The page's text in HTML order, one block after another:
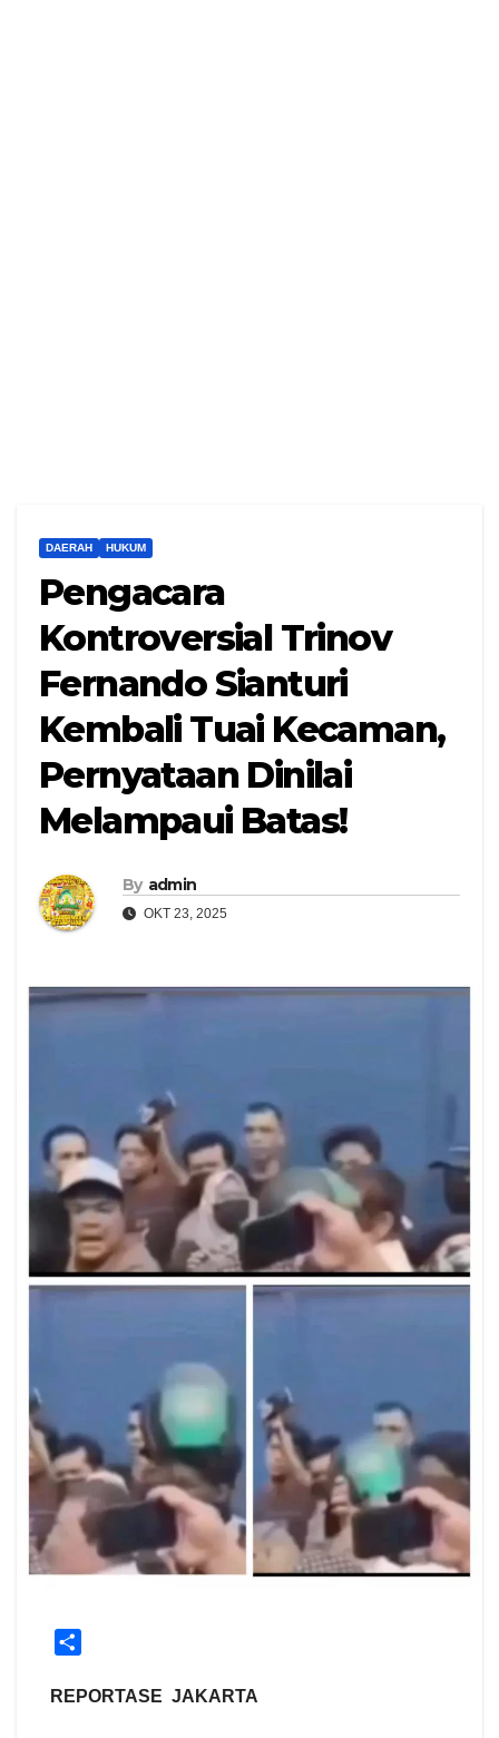
DAERAH HUKUM
Pengacara
Kontroversial Trinov
Fernando Sianturi
Kembali Tuai Kecaman,
Pernyataan Dinilai
Melampaui Batas!
By admin
OKT 23, 2025
a
REPORTASE JAKARTA